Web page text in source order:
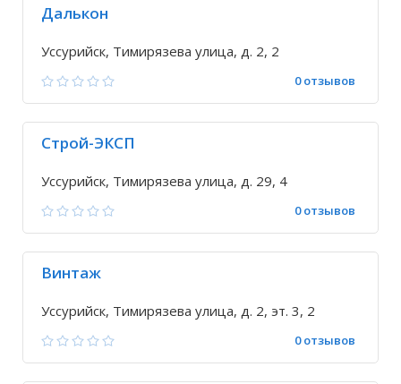
Далькон
Уссурийск, Тимирязева улица, д. 2, 2
0 отзывов
Строй-ЭКСП
Уссурийск, Тимирязева улица, д. 29, 4
0 отзывов
Винтаж
Уссурийск, Тимирязева улица, д. 2, эт. 3, 2
0 отзывов